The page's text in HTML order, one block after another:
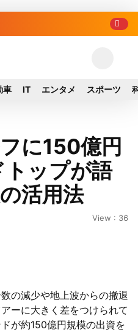
車 IT エンタメ スポーツ
に150億円
ップが語
活用法
View : 36
の減少や地上波からの撤退
ーに大きく差をつけられて
が約150億円規模の出資を